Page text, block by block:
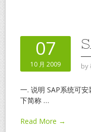
07
10 月 2009 by
一. 说明 SAP系统可
下简称 …
Read More →